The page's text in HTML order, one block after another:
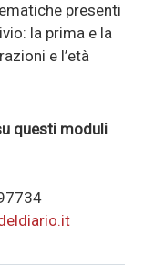
presenti
la prima e la
e l’età
questi moduli